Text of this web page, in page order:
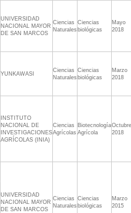
UNIVERSIDAD
NACIONAL MAYOR
DE SAN MARCOS
Ciencias
Naturales
Ciencias
biológicas
Mayo
2018
YUNKAWASI
Ciencias
Naturales
Ciencias
biológicas
Marzo
2018
INSTITUTO
NACIONAL DE
INVESTIGACIONES
AGRÍCOLAS (INIA)
Ciencias
Agrícolas
Biotecnología
Agrícola
Octubre
2018
UNIVERSIDAD
NACIONAL MAYOR
DE SAN MARCOS
Ciencias
Naturales
Ciencias
biológicas
Marzo
2015